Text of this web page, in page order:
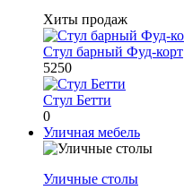
Хиты продаж
Стул барный Фуд-корт
5250
Стул Бетти
0
Уличная мебель
Уличные столы